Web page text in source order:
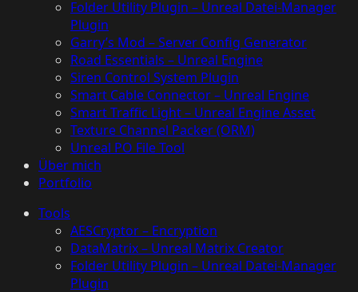
Folder Utility Plugin – Unreal Datei-Manager
Plugin
Garry’s Mod – Server Config Generator
Road Essentials – Unreal Engine
Siren Control System Plugin
Smart Cable Connector – Unreal Engine
Smart Traffic Light – Unreal Engine Asset
Texture Channel Packer (ORM)
Unreal PO File Tool
Über mich
Portfolio
Tools
AESCryptor – Encryption
DataMatrix – Unreal Matrix Creator
Folder Utility Plugin – Unreal Datei-Manager
Plugin